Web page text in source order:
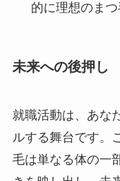
的に理想のま
未来への後押し
就職活動は、あな
ルする舞台です。
毛は単なる体の一